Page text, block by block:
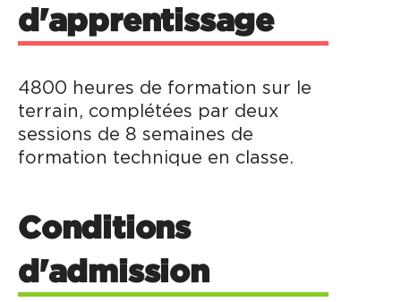
d'apprentissage
4800 heures de formation sur le
terrain, complétées par deux
sessions de 8 semaines de
formation technique en classe.
Conditions
d'admission